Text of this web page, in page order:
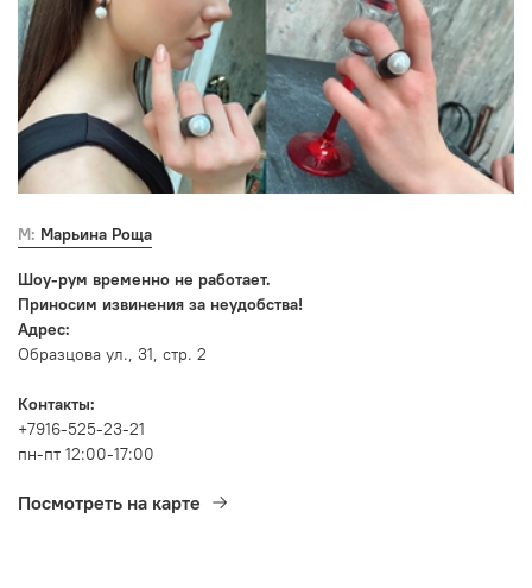
М: Марьина Роща
Шоу-рум временно не работает.
Приносим извинения за неудобства!
Адрес:
Образцова ул., 31, стр. 2
Контакты:
+7916-525-23-21
пн-пт 12:00-17:00
Посмотреть на карте